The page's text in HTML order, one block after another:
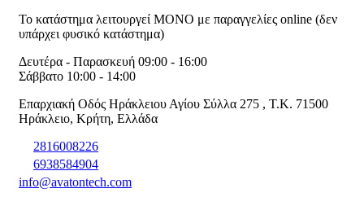
Το κατάστημα λειτουργεί ΜΟΝΟ με παραγγελίες online (δεν
υπάρχει φυσικό κατάστημα)
Δευτέρα - Παρασκευή 09:00 - 16:00
Σάββατο 10:00 - 14:00
Επαρχιακή Οδός Ηράκλειου Αγίου Σύλλα 275 , T.K. 71500
Ηράκλειο, Κρήτη, Ελλάδα
2816008226
6938584904
info@avatontech.com